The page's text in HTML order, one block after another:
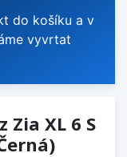
do košíku a v
vyvrtat
Zia XL 6 S